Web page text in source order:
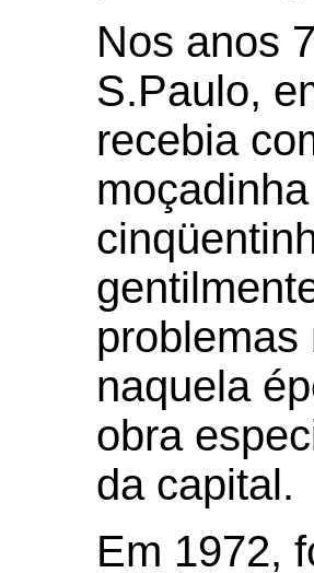
Nos anos
S.Paulo,
recebia
naquela
obra
da capital.
Em 1972,